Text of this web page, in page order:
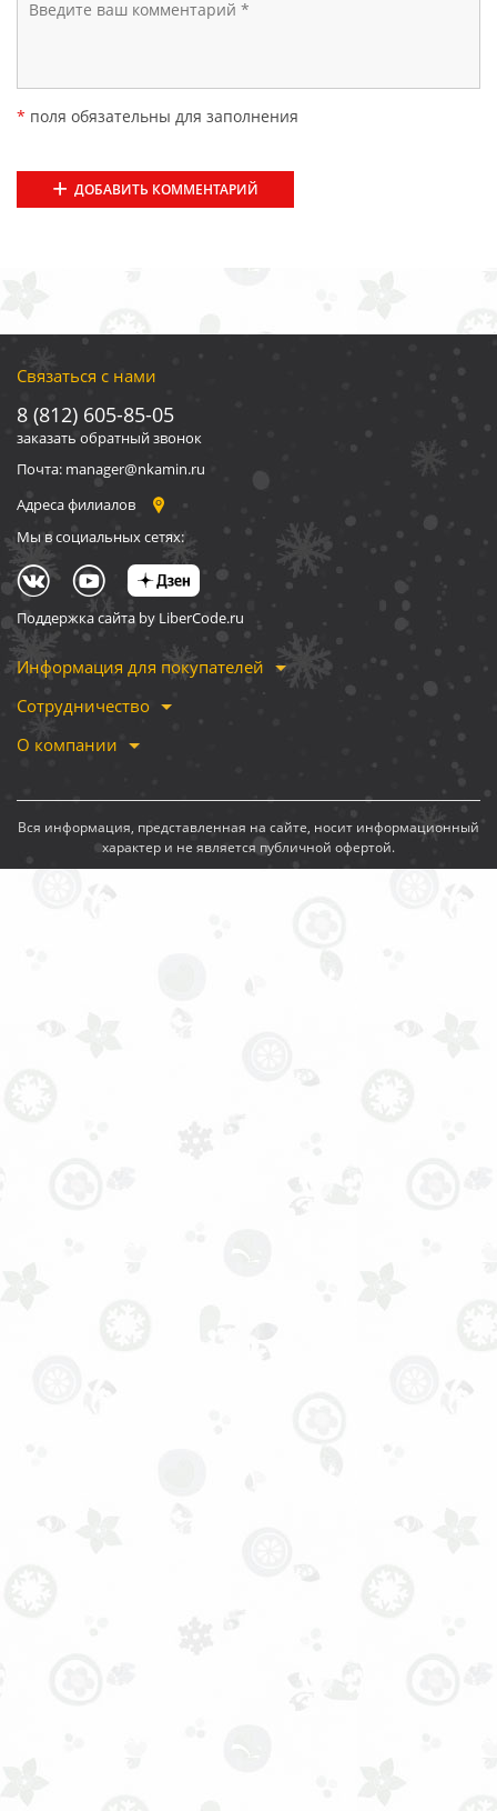
* поля обязательны для заполнения
ДОБАВИТЬ КОММЕНТАРИЙ
Связаться с нами
8 (812) 605-85-05
заказать обратный звонок
Почта: manager@nkamin.ru
Адреса филиалов
Мы в социальных сетях:
Поддержка сайта by LiberCode.ru
Информация для покупателей
Сотрудничество
О компании
Вся информация, представленная на сайте, носит информационный
характер и не является публичной офертой.